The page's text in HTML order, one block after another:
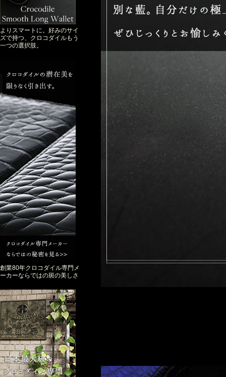
よりスマートに。好みのサイ
ズで持つ、クロコダイルもう
一つの選択肢。
創業80年クロコダイル専門メ
ーカーならではの斑の美しさ